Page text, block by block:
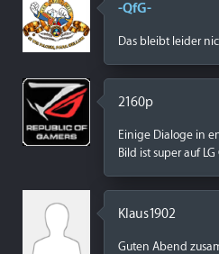
-QfG-
Das bleibt leider
2160p
Einige Dialoge in
Bild ist super auf LG
Klaus1902
Guten Abend